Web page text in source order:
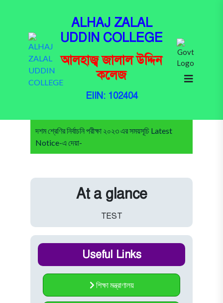
ALHAJ ZALAL
UDDIN COLLEGE
আলহাজ্ব জালাল উদ্দিন
কলেজ
EIIN: 102404
দশম শ্রেণির নির্বাচনি পরীক্ষা ২০২৩ এর সময়সূচি Latest
Notice-এ দেয়া আছ_
At a glance
TEST
Useful Links
শিক্ষা মন্ত্রাণালয়